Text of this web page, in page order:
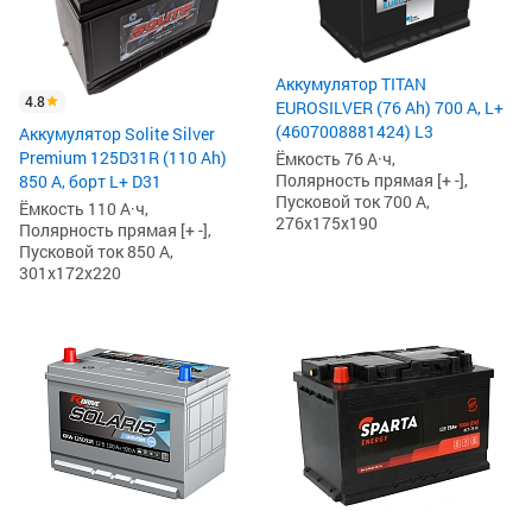
4.8
Аккумулятор Solite Silver
Premium 125D31R (110 Ah)
850 А, борт L+ D31
Ёмкость 110 А·ч,
Полярность прямая [+ -],
Пусковой ток 850 А,
301x172x220
Аккумулятор TITAN
EUROSILVER (76 Ah) 700 А, L+
(4607008881424) L3
Ёмкость 76 А·ч,
Полярность прямая [+ -],
Пусковой ток 700 А,
276x175x190